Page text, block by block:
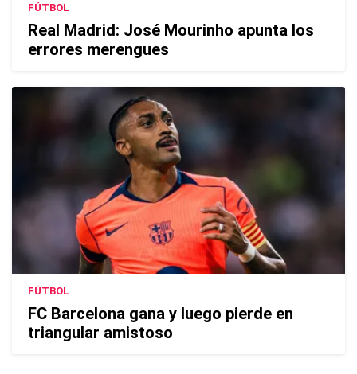
FÚTBOL
Real Madrid: José Mourinho apunta los
errores merengues
FÚTBOL
FC Barcelona gana y luego pierde en
triangular amistoso